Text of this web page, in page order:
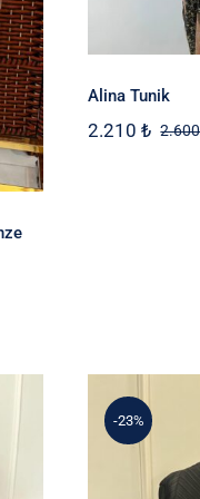
Alina Tunik
2.210 ₺
-23%